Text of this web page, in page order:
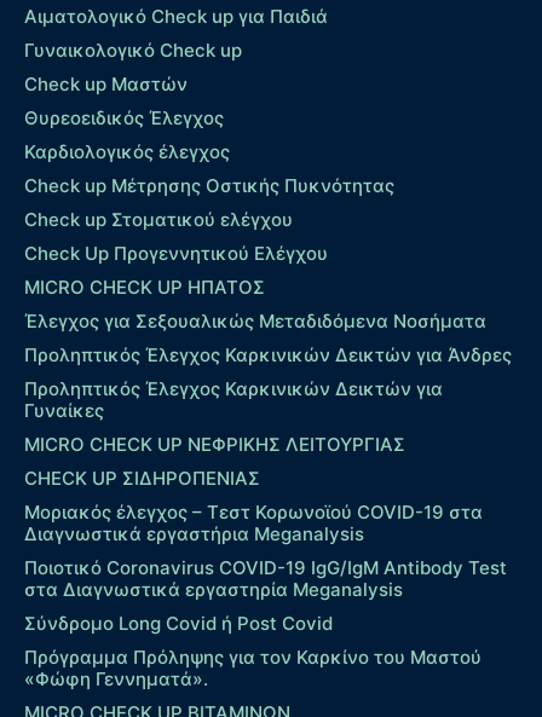
Αιματολογικό Check up για Παιδιά
Γυναικολογικό Check up
Check up Μαστών
Θυρεοειδικός Έλεγχος
Καρδιολογικός έλεγχος
Check up Mέτρησης Οστικής Πυκνότητας
Check up Στοματικού ελέγχου
Check Up Προγεννητικού Ελέγχου
MICRO CHECK UP HΠΑΤΟΣ
Έλεγχος για Σεξουαλικώς Μεταδιδόμενα Νοσήματα
Προληπτικός Έλεγχος Καρκινικών Δεικτών για Άνδρες
Προληπτικός Έλεγχος Καρκινικών Δεικτών για
Γυναίκες
MICRO CHECK UP ΝΕΦΡΙΚΗΣ ΛΕΙΤΟΥΡΓΙΑΣ
CHECK UP ΣΙΔΗΡΟΠΕΝΙΑΣ
Μοριακός έλεγχος – Τεστ Κορωνοϊού COVID-19 στα
Διαγνωστικά εργαστήρια Meganalysis
Ποιοτικό Coronavirus COVID-19 IgG/IgM Antibody Test
στα Διαγνωστικά εργαστηρία Meganalysis
Σύνδρομο Long Covid ή Post Covid
Πρόγραμμα Πρόληψης για τον Καρκίνο του Μαστού
«Φώφη Γεννηματά».